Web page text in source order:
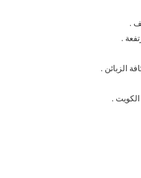
.
.
الزبائن .
الكويت .